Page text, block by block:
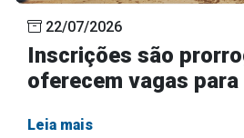
22/07/2026
Inscrições são
oferecem vagas
Leia mais